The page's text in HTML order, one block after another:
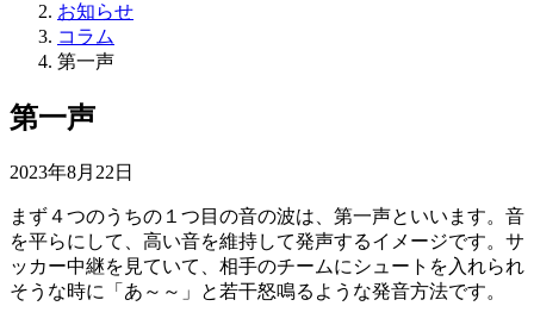
お知らせ
コラム
第一声
第一声
2023年8月22日
まず４つのうちの１つ目の音の波は、第一声といいます。音
を平らにして、高い音を維持して発声するイメージです。サ
ッカー中継を見ていて、相手のチームにシュートを入れられ
そうな時に「あ～～」と若干怒鳴るような発音方法です。